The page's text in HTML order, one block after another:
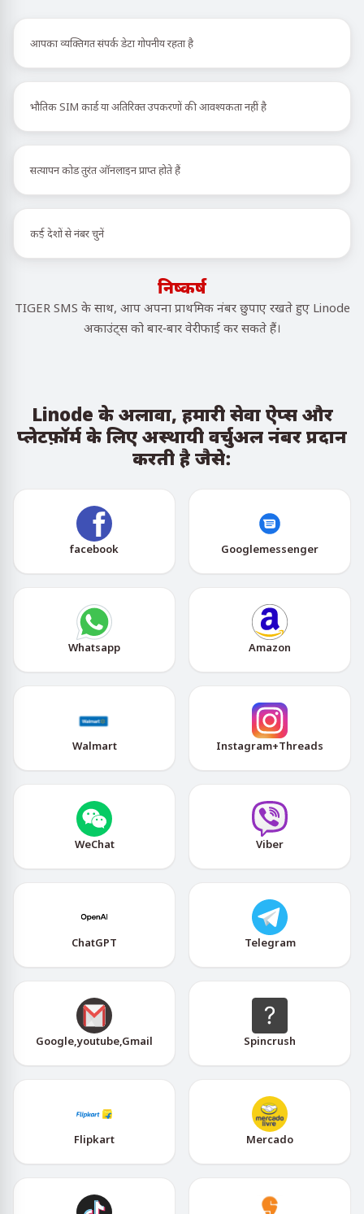
आपका व्यक्तिगत संपर्क डेटा गोपनीय रहता है
भौतिक SIM कार्ड या अतिरिक्त उपकरणों की आवश्यकता नहीं है
सत्यापन कोड तुरंत ऑनलाइन प्राप्त होते हैं
कई देशों से नंबर चुनें
निष्कर्ष
TIGER SMS के साथ, आप अपना प्राथमिक नंबर छुपाए रखते हुए Linode
अकाउंट्स को बार-बार वेरीफाई कर सकते हैं।
Linode के अलावा, हमारी सेवा ऐप्स और
प्लेटफ़ॉर्म के लिए अस्थायी वर्चुअल नंबर प्रदान
करती है जैसे:
facebook Googlemessenger
Whatsapp Amazon
Walmart Instagram+Threads
WeChat Viber
ChatGPT Telegram
Google,youtube,Gmail Spincrush
Flipkart Mercado